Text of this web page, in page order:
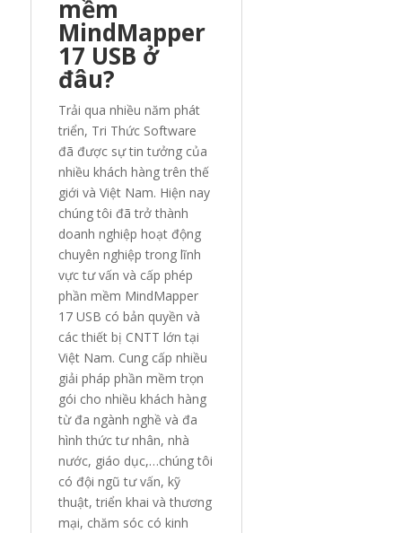
mềm
MindMapper
17 USB ở
đâu?
Trải qua nhiều năm phát
triển, Tri Thức Software
đã được sự tin tưởng của
nhiều khách hàng trên thế
giới và Việt Nam. Hiện nay
chúng tôi đã trở thành
doanh nghiệp hoạt động
chuyên nghiệp trong lĩnh
vực tư vấn và cấp phép
phần mềm MindMapper
17 USB có bản quyền và
các thiết bị CNTT lớn tại
Việt Nam. Cung cấp nhiều
giải pháp phần mềm trọn
gói cho nhiều khách hàng
từ đa ngành nghề và đa
hình thức tư nhân, nhà
nước, giáo dục,…chúng tôi
có đội ngũ tư vấn, kỹ
thuật, triển khai và thương
mại, chăm sóc có kinh